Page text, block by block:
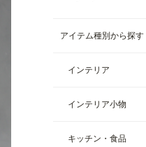
アイテム種別から探す
インテリア
インテリア小物
キッチン・食品